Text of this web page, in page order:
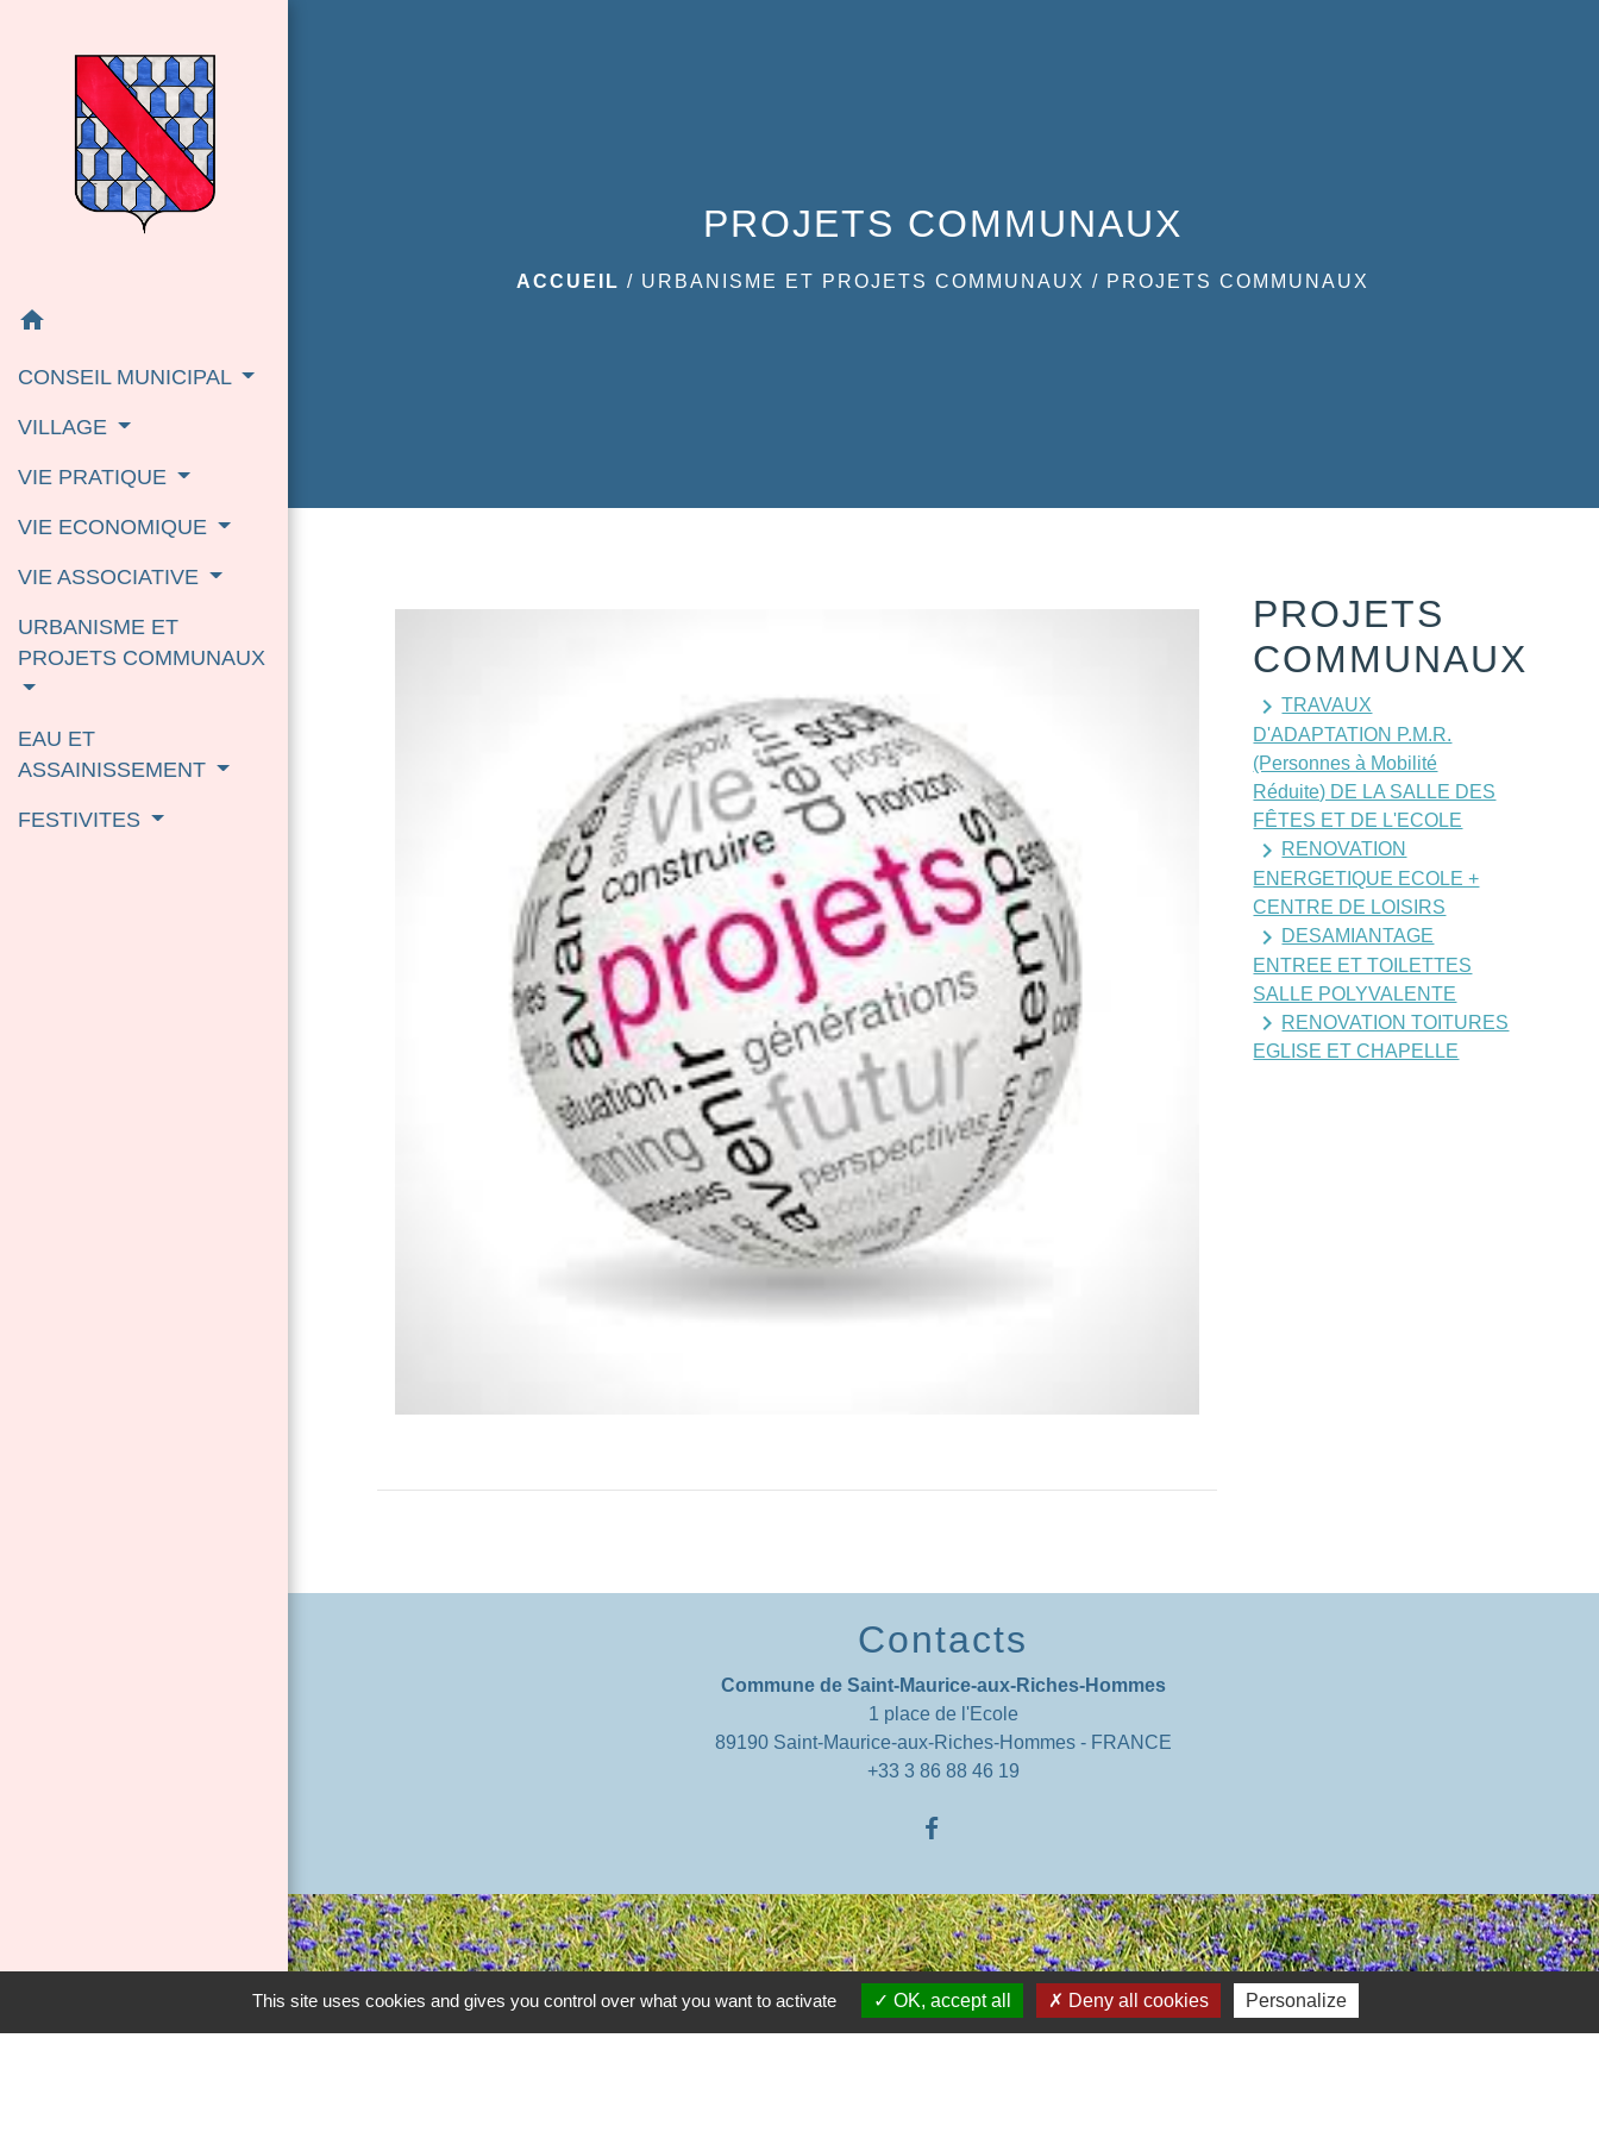
home
CONSEIL MUNICIPAL
VILLAGE
VIE PRATIQUE
VIE ECONOMIQUE
VIE ASSOCIATIVE
URBANISME ET
PROJETS COMMUNAUX
EAU ET
ASSAINISSEMENT
FESTIVITES
PROJETS COMMUNAUX
ACCUEIL / URBANISME ET PROJETS COMMUNAUX / PROJETS COMMUNAUX
PROJETS
COMMUNAUX
keyboard_arrow_rightTRAVAUX
D'ADAPTATION P.M.R.
(Personnes à Mobilité
Réduite) DE LA SALLE DES
FÊTES ET DE L'ECOLE
keyboard_arrow_rightRENOVATION
ENERGETIQUE ECOLE +
CENTRE DE LOISIRS
keyboard_arrow_rightDESAMIANTAGE
ENTREE ET TOILETTES
SALLE POLYVALENTE
keyboard_arrow_rightRENOVATION TOITURES
EGLISE ET CHAPELLE
Contacts
Commune de Saint-Maurice-aux-Riches-Hommes
1 place de l'Ecole
89190 Saint-Maurice-aux-Riches-Hommes - FRANCE
+33 3 86 88 46 19
Liens
This site uses cookies and gives you control over what you want to activate OK, accept all Deny all cookies Personalize